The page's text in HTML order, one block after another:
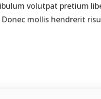
volutpat pretium
mollis hendrerit